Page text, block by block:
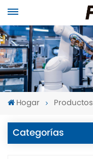
Hogar Productos
Categorías